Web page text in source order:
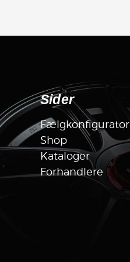
Sider
Fælgkonfigurator
Shop
Kataloger
Forhandlere